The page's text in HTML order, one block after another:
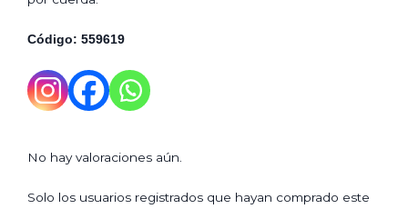
Código: 559619
No hay valoraciones aún.
Solo los usuarios registrados que hayan comprado este